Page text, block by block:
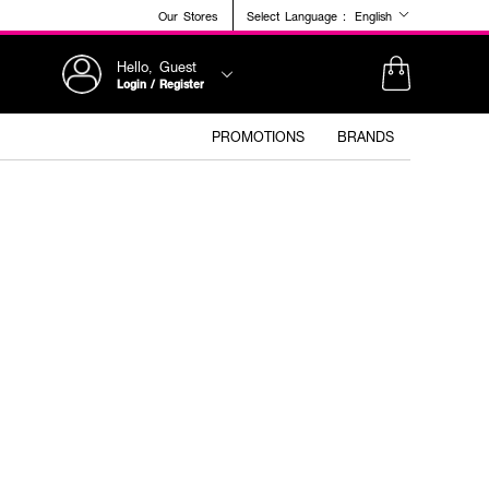
Our Stores Select Language : English
Hello, Guest
Login / Register
PROMOTIONS BRANDS